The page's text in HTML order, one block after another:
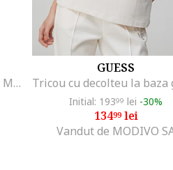
Pantaloni scurti cu broderii, Maro deschis/Alb murdar
GUESS
Initial: 19399 lei -30%
13499lei
Vandut de MODIVO